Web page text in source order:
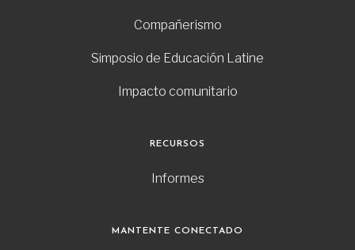
Compañerismo
Simposio de Educación Latine
Impacto comunitario
RECURSOS
Informes
MANTENTE CONECTADO